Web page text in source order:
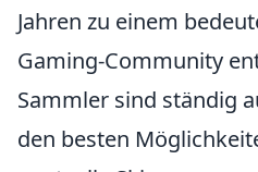
Jahren zu einem
Gaming-Community
Sammler sind ständig
den besten